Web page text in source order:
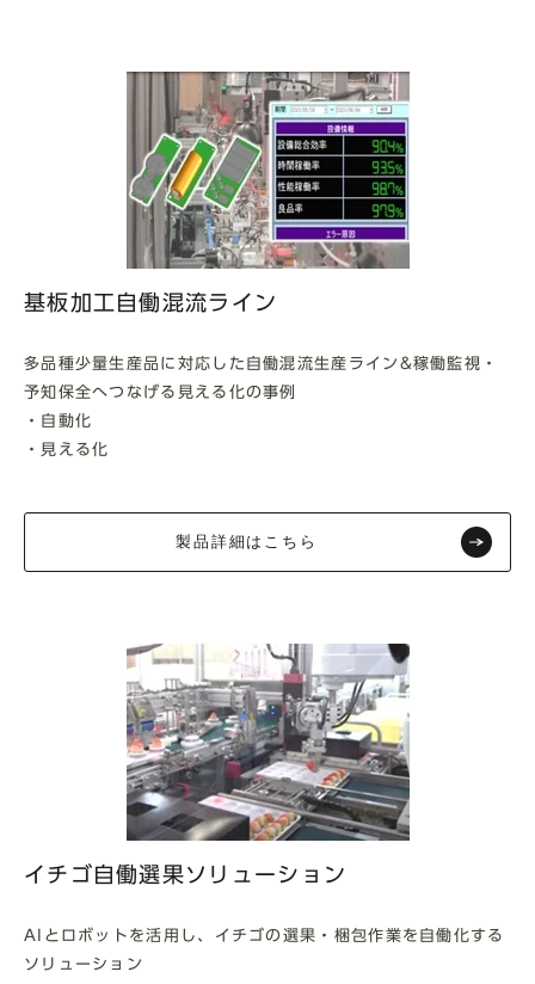
基板加工自働混流ライン
多品種少量生産品に対応した自働混流生産ライン&稼働監視・
予知保全へつなげる見える化の事例
・自動化
・見える化
製品詳細はこちら
イチゴ自働選果ソリューション
AIとロボットを活用し、イチゴの選果・梱包作業を自働化する
ソリューション